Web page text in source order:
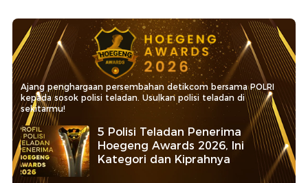
Ajang penghargaan persembahan detikcom bersama POLRI
kepada sosok polisi teladan. Usulkan polisi teladan di
sekitarmu!
5 Polisi Teladan Penerima
Hoegeng Awards 2026, Ini
Kategori dan Kiprahnya